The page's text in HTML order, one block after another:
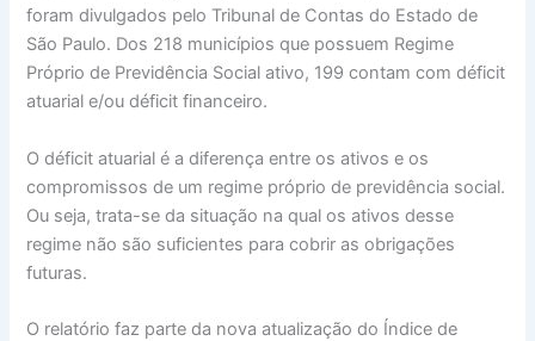
foram divulgados pelo Tribunal de Contas do Estado de
São Paulo. Dos 218 municípios que possuem Regime
Próprio de Previdência Social ativo, 199 contam com déficit
atuarial e/ou déficit financeiro.
O déficit atuarial é a diferença entre os ativos e os
compromissos de um regime próprio de previdência social.
Ou seja, trata-se da situação na qual os ativos desse
regime não são suficientes para cobrir as obrigações
futuras.
O relatório faz parte da nova atualização do Índice de